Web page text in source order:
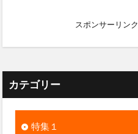
スポンサーリンク
カテゴリー
特集１